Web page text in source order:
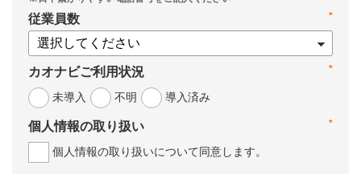
*
従業員数
*
カオナビご利用状況
未導入
不明 導入済み
*
個人情報の取り扱い
個人情報の取り扱いについて同意します。